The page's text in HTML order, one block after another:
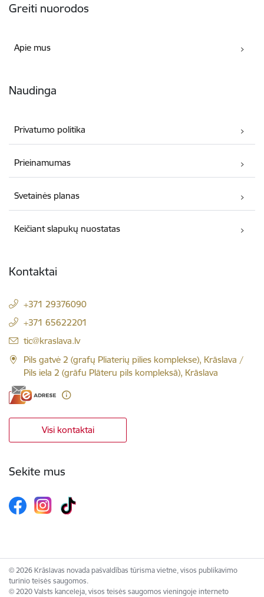
Greiti nuorodos
Apie mus
Naudinga
Privatumo politika
Prieinamumas
Svetainės planas
Keičiant slapukų nuostatas
Kontaktai
+371 29376090
+371 65622201
El. paštas:
tic@kraslava.lv
Pils gatvė 2 (grafų Pliaterių pilies komplekse), Krāslava /
Pils iela 2 (grāfu Plāteru pils kompleksā), Krāslava
Visi kontaktai
Sekite mus
© 2026 Krāslavas novada pašvaldības tūrisma vietne, visos publikavimo
turinio teisės saugomos.
© 2020 Valsts kanceleja, visos teisės saugomos vieningoje interneto